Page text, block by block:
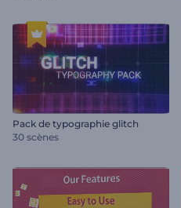
Pack de typographie glitch
30 scènes